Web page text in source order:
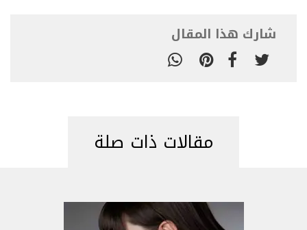
شارك هذا المقال
مقالات ذات صلة